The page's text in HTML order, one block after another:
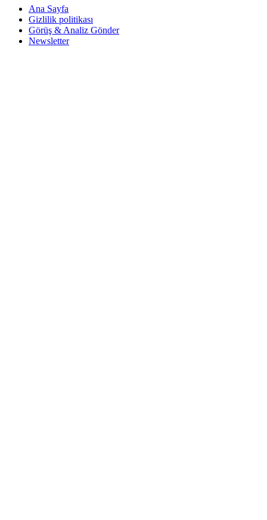
Ana Sayfa
Gizlilik politikası
Görüş & Analiz Gönder
Newsletter